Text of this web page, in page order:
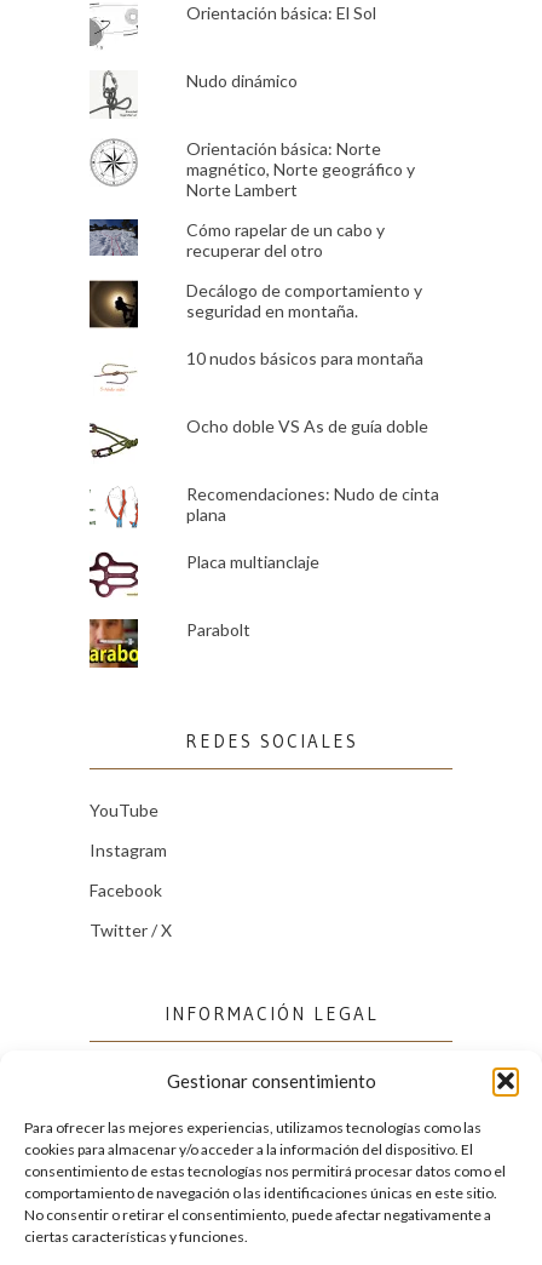
Gestionar consentimiento
Para ofrecer las mejores experiencias, utilizamos tecnologías como las
cookies para almacenar y/o acceder a la información del dispositivo. El
consentimiento de estas tecnologías nos permitirá procesar datos como el
comportamiento de navegación o las identificaciones únicas en este sitio.
No consentir o retirar el consentimiento, puede afectar negativamente a
ciertas características y funciones.
Orientación básica: El Sol
Nudo dinámico
Orientación básica: Norte
magnético, Norte geográfico y
Norte Lambert
Cómo rapelar de un cabo y
recuperar del otro
Decálogo de comportamiento y
seguridad en montaña.
10 nudos básicos para montaña
Ocho doble VS As de guía doble
Recomendaciones: Nudo de cinta
plana
Placa multianclaje
Parabolt
REDES SOCIALES
YouTube
Instagram
Facebook
Twitter / X
INFORMACIÓN LEGAL
Política de cookies (UE)
Política de privacidad
FACEBOOK